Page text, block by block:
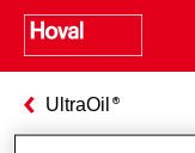
UltraOil